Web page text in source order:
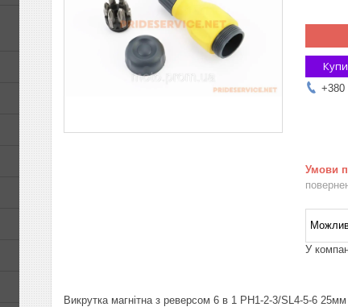
+380
У
Викрутка магнітна з реверсом 6 в 1 PH1-2-3/SL4-5-6